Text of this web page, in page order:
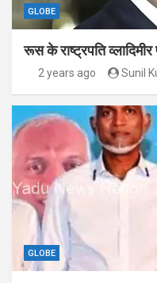
GLOBE
रूस के राष्ट्रपति व्लादिमीर
2 years ago Sunil
GLOBE